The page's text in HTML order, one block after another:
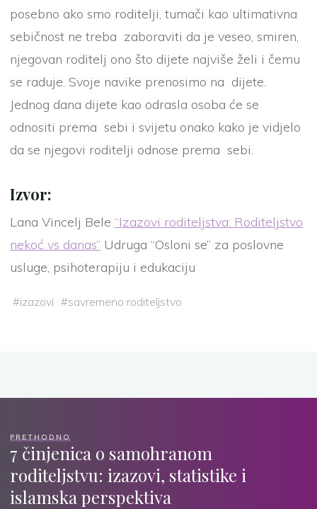
posebno ako smo roditelji, tumači kao ultimativna
sebičnost ne treba zaboraviti da je veseo, smiren,
njegovan roditelj ono što dijete najviše želi i čemu
se raduje. Svoje navike prenosimo na dijete.
Jednog dana dijete kao odrasla osoba će se
odnositi prema sebi i svijetu onako kako je vidjelo
da se njegovi roditelji odnose prema sebi.
Izvor:
Lana Vincelj Bele “Izazovi roditeljstva: Roditeljstvo
nekoć vs danas” Udruga “Osloni se” za poslovne
usluge, psihoterapiju i edukaciju
#izazovi #savremeno roditeljstvo
PRETHODNO
7 činjenica o samohranom
roditeljstvu: izazovi, statistike i
islamska perspektiva